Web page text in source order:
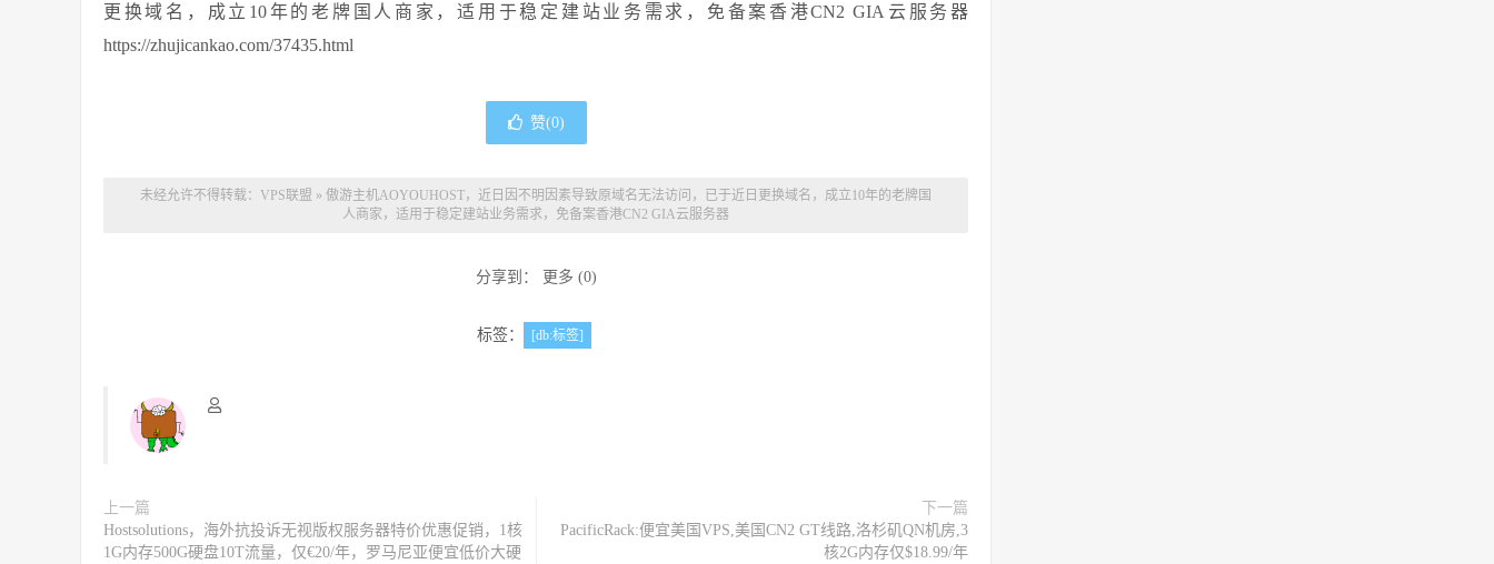
更换域名，成立10年的老牌国人商家，适用于稳定建站业务需求，免备案香港CN2 GIA云服务器
https://zhujicankao.com/37435.html
赞(0)
未经允许不得转载： VPS联盟 » 傲游主机AOYOUHOST，近日因不明因素导致原域名无法访问，已于近日更换域名，成立10年的老牌国
人商家，适用于稳定建站业务需求，免备案香港CN2 GIA云服务器
分享到： 更多 (0)
标签： [db:标签]
上一篇
Hostsolutions，海外抗投诉无视版权服务器特价优惠促销，1核
1G内存500G硬盘10T流量，仅€20/年，罗马尼亚便宜低价大硬
下一篇
PacificRack:便宜美国VPS,美国CN2 GT线路,洛杉矶QN机房,3
核2G内存仅$18.99/年